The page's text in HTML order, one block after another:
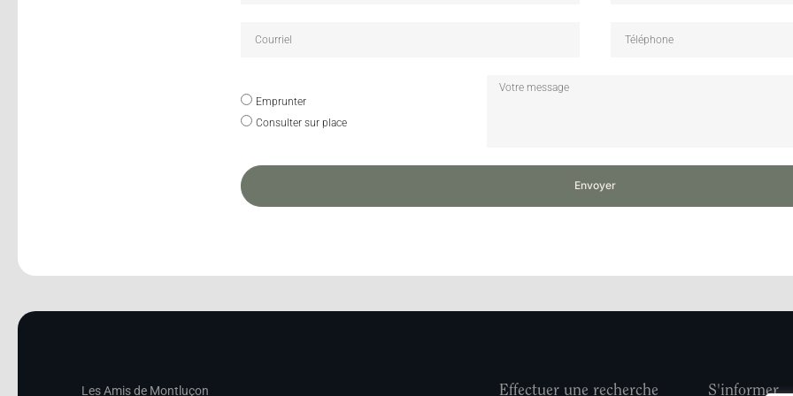
Emprunter
Consulter sur place
Envoyer
Les Amis de Montluçon Effectuer une recherche S'informer